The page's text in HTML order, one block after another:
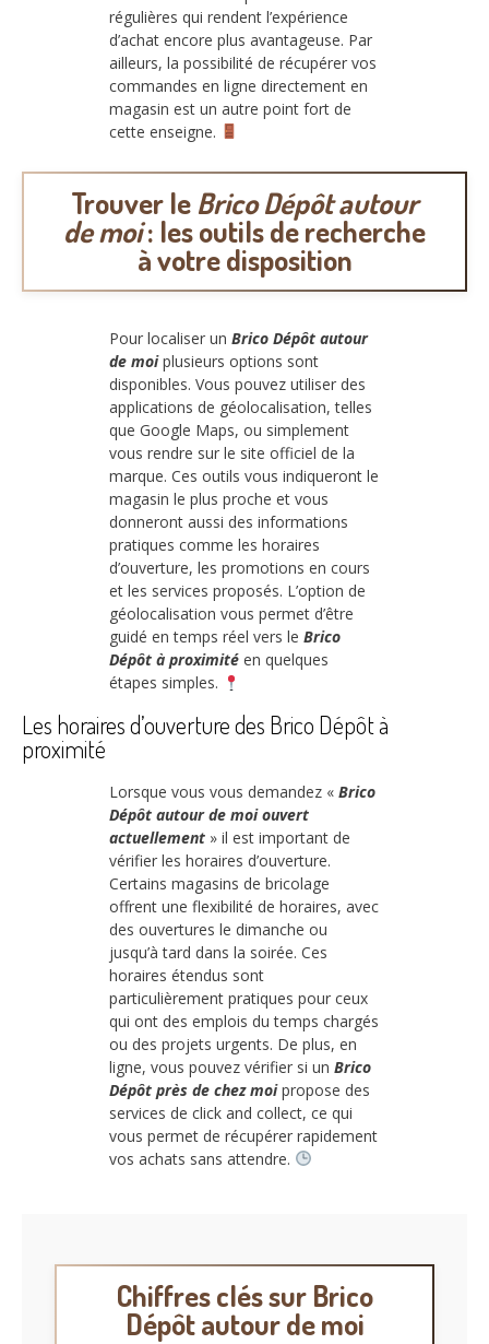
régulières qui rendent l’expérience
d’achat encore plus avantageuse. Par
ailleurs, la possibilité de récupérer vos
commandes en ligne directement en
magasin est un autre point fort de
cette enseigne.
Trouver le Brico Dépôt autour
de moi: les outils de recherche
à votre disposition
Pour localiser un Brico Dépôt autour
de moiplusieurs options sont
disponibles. Vous pouvez utiliser des
applications de géolocalisation, telles
que Google Maps, ou simplement
vous rendre sur le site officiel de la
marque. Ces outils vous indiqueront le
magasin le plus proche et vous
donneront aussi des informations
pratiques comme les horaires
d’ouverture, les promotions en cours
et les services proposés. L’option de
géolocalisation vous permet d’être
guidé en temps réel vers le Brico
Dépôt à proximité en quelques
étapes simples.
Les horaires d’ouverture des Brico Dépôt à
proximité
Lorsque vous vous demandez « Brico
Dépôt autour de moi ouvert
actuellement » il est important de
vérifier les horaires d’ouverture.
Certains magasins de bricolage
offrent une flexibilité de horaires, avec
des ouvertures le dimanche ou
jusqu’à tard dans la soirée. Ces
horaires étendus sont
particulièrement pratiques pour ceux
qui ont des emplois du temps chargés
ou des projets urgents. De plus, en
ligne, vous pouvez vérifier si un Brico
Dépôt près de chez moipropose des
services de click and collect, ce qui
vous permet de récupérer rapidement
vos achats sans attendre.
Chiffres clés sur Brico
Dépôt autour de moi